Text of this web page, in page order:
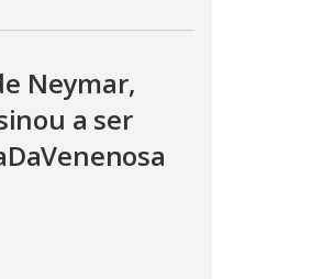
Neymar,
a ser